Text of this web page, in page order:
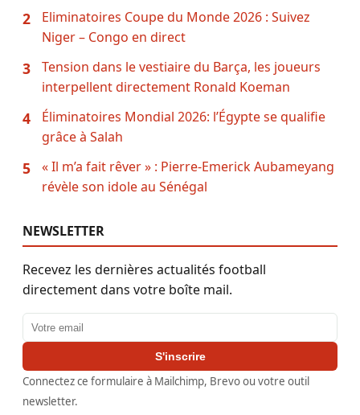
2
Eliminatoires Coupe du Monde 2026 : Suivez
Niger – Congo en direct
3
Tension dans le vestiaire du Barça, les joueurs
interpellent directement Ronald Koeman
4
Éliminatoires Mondial 2026: l’Égypte se qualifie
grâce à Salah
5
« Il m’a fait rêver » : Pierre-Emerick Aubameyang
révèle son idole au Sénégal
NEWSLETTER
Recevez les dernières actualités football
directement dans votre boîte mail.
Adresse email
S'inscrire
Connectez ce formulaire à Mailchimp, Brevo ou votre outil
newsletter.